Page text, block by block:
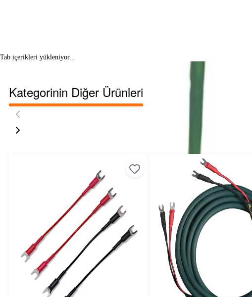
Tab içerikleri yükleniyor...
Kategorinin Diğer Ürünleri